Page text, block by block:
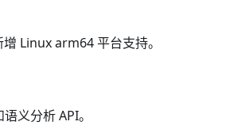
Linux arm64 平台支持。
义分析 API。